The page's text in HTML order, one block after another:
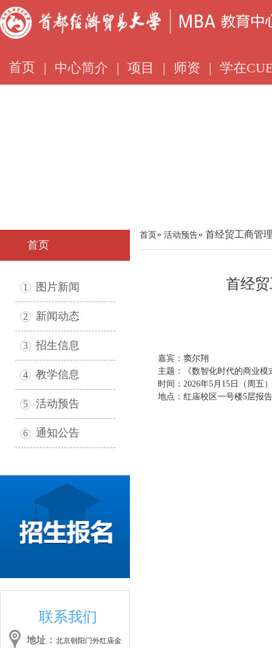
首页 | 中心简介 | 项目 | 师资 | 学在
首页
1 图片新闻
2 新闻动态
3 招生信息
4 教学信息
5 活动预告
6 通知公告
联系我们
地址： 北京朝阳门外红庙金
首页» 活动预告» 首经贸工商管
首经
嘉宾：窦尔翔
主题：《数智化时代的商业模
时间：2026年5月15日（周五
地点：红庙校区一号楼5层报